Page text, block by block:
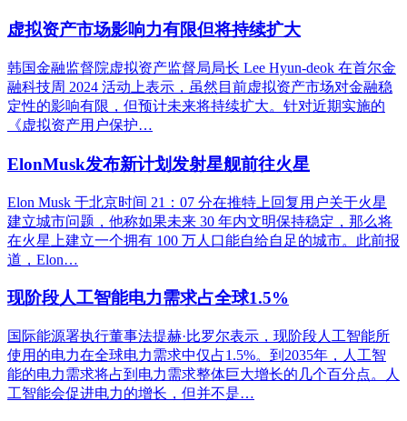
虚拟资产市场影响力有限但将持续扩大
韩国金融监督院虚拟资产监督局局长 Lee Hyun-deok 在首尔金
融科技周 2024 活动上表示，虽然目前虚拟资产市场对金融稳
定性的影响有限，但预计未来将持续扩大。针对近期实施的
《虚拟资产用户保护…
ElonMusk发布新计划发射星舰前往火星
Elon Musk 于北京时间 21：07 分在推特上回复用户关于火星
建立城市问题，他称如果未来 30 年内文明保持稳定，那么将
在火星上建立一个拥有 100 万人口能自给自足的城市。此前报
道，Elon…
现阶段人工智能电力需求占全球1.5%
国际能源署执行董事法提赫·比罗尔表示，现阶段人工智能所
使用的电力在全球电力需求中仅占1.5%。到2035年，人工智
能的电力需求将占到电力需求整体巨大增长的几个百分点。人
工智能会促进电力的增长，但并不是…